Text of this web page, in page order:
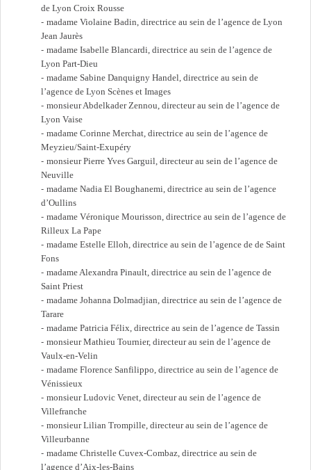
de Lyon Croix Rousse
madame Violaine Badin, directrice au sein de l’agence de Lyon
Jean Jaurès
madame Isabelle Blancardi, directrice au sein de l’agence de
Lyon Part-Dieu
madame Sabine Danquigny Handel, directrice au sein de
l’agence de Lyon Scènes et Images
monsieur Abdelkader Zennou, directeur au sein de l’agence de
Lyon Vaise
madame Corinne Merchat, directrice au sein de l’agence de
Meyzieu/Saint-Exupéry
monsieur Pierre Yves Garguil, directeur au sein de l’agence de
Neuville
madame Nadia El Boughanemi, directrice au sein de l’agence
d’Oullins
madame Véronique Mourisson, directrice au sein de l’agence de
Rilleux La Pape
madame Estelle Elloh, directrice au sein de l’agence de de Saint
Fons
madame Alexandra Pinault, directrice au sein de l’agence de
Saint Priest
madame Johanna Dolmadjian, directrice au sein de l’agence de
Tarare
madame Patricia Félix, directrice au sein de l’agence de Tassin
monsieur Mathieu Tournier, directeur au sein de l’agence de
Vaulx-en-Velin
madame Florence Sanfilippo, directrice au sein de l’agence de
Vénissieux
monsieur Ludovic Venet, directeur au sein de l’agence de
Villefranche
monsieur Lilian Trompille, directeur au sein de l’agence de
Villeurbanne
madame Christelle Cuvex-Combaz, directrice au sein de
l’agence d’Aix-les-Bains